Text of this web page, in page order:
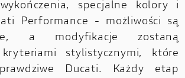
specjalne kolory i
Performance - możliwości są
a modyfikacje zostaną
stylistycznymi, które
Ducati. Każdy etap